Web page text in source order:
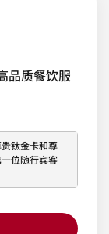
品质餐饮服
钛金卡和尊
位随行宾客